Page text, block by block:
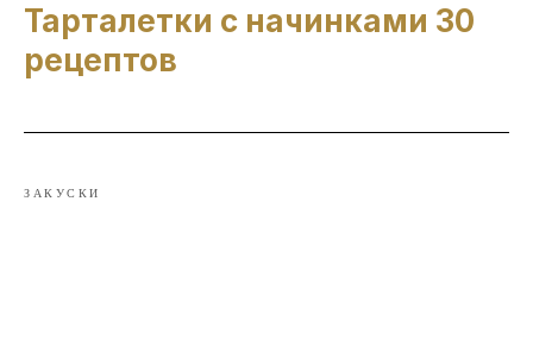
Тарталетки с начинками 30
рецептов
ЗАКУСКИ